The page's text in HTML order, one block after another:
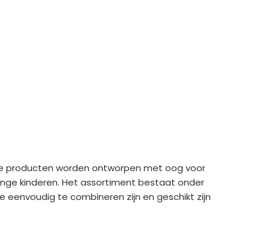
producten worden ontworpen met oog voor
kinderen. Het assortiment bestaat onder
eenvoudig te combineren zijn en geschikt zijn